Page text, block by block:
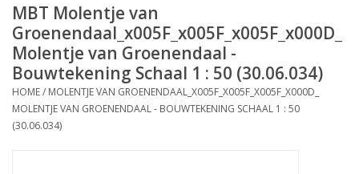
Houtbouw
Scenery
Machines
MBT Molentje van
Groenendaal_x005F_x005F_x005F_x000D_
Molentje van Groenendaal -
Bouwtekening Schaal 1 : 50 (30.06.034)
HOME/ MOLENTJE VAN GROENENDAAL_X005F_X005F_X005F_X000D_
MOLENTJE VAN GROENENDAAL - BOUWTEKENING SCHAAL 1 : 50
(30.06.034)